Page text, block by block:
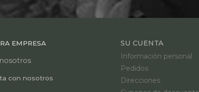
EMPRESA
con nosotros
SU CUENTA
Información personal
Pedidos
Direcciones